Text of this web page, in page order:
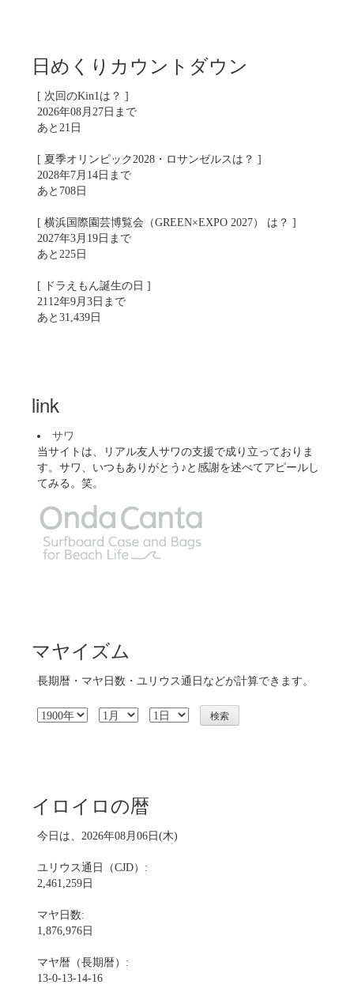
日めくりカウントダウン
[ 次回のKin1は？ ]
2026年08月27日まで
あと21日
[ 夏季オリンピック2028・ロサンゼルスは？ ]
2028年7月14日まで
あと708日
[ 横浜国際園芸博覧会（GREEN×EXPO 2027） は？ ]
2027年3月19日まで
あと225日
[ ドラえもん誕生の日 ]
2112年9月3日まで
あと31,439日
link
サワ
当サイトは、リアル友人サワの支援で成り立っておりま
す。サワ、いつもありがとう♪と感謝を述べてアピールし
てみる。笑。
マヤイズム
長期暦・マヤ日数・ユリウス通日などが計算できます。
イロイロの暦
今日は、2026年08月06日(木)
ユリウス通日（CJD）:
2,461,259日
マヤ日数:
1,876,976日
マヤ暦（長期暦）:
13-0-13-14-16